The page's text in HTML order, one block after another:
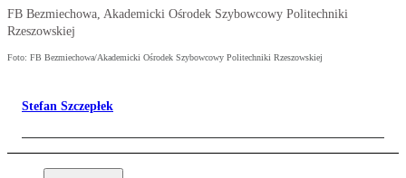
FB Bezmiechowa, Akademicki Ośrodek Szybowcowy Politechniki
Rzeszowskiej
Foto: FB Bezmiechowa/Akademicki Ośrodek Szybowcowy Politechniki Rzeszowskiej
Stefan Szczepłek